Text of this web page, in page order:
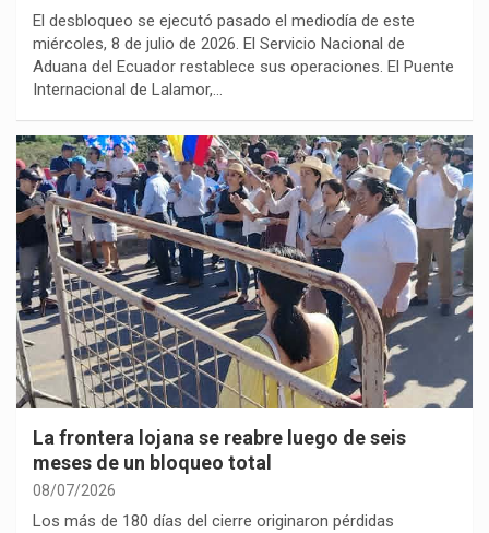
El desbloqueo se ejecutó pasado el mediodía de este
miércoles, 8 de julio de 2026. El Servicio Nacional de
Aduana del Ecuador restablece sus operaciones. El Puente
Internacional de Lalamor,…
La frontera lojana se reabre luego de seis
meses de un bloqueo total
08/07/2026
Los más de 180 días del cierre originaron pérdidas